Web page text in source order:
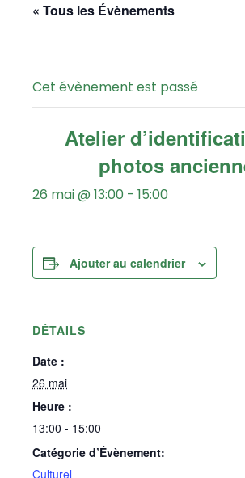
« Tous les Évènements
Cet évènement est passé
Atelier d’identification de
photos
26 mai @ 13:00 - 15:00
Ajouter au calendrier
DÉTAILS
Date :
26 mai
Heure :
13:00 - 15:00
Catégorie d’Évènement:
Culturel